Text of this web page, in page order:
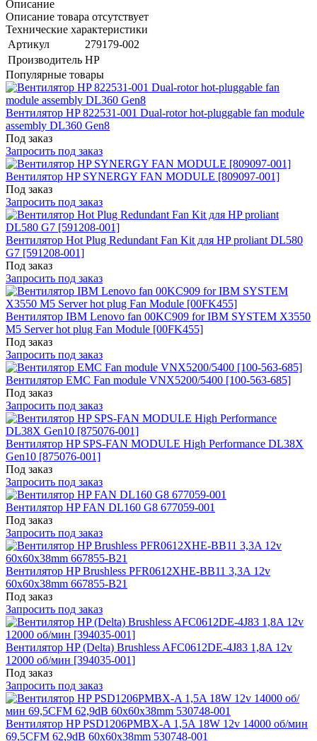
Описание
Описание товара отсутствует
Технические характеристики
Артикул
279179-002
Производитель HP
Популярные товары
Вентилятор HP 822531-001 Dual-rotor hot-pluggable fan module
assembly DL360 Gen8
Под заказ
Запросить под заказ
Вентилятор HP SYNERGY FAN MODULE [809097-001]
Под заказ
Запросить под заказ
Вентилятор Hot Plug Redundant Fan Kit для HP proliant DL580
G7 [591208-001]
Под заказ
Запросить под заказ
Вентилятор IBM Lenovo fan 00KC909 for IBM SYSTEM X3550
M5 Server hot plug Fan Module [00FK455]
Под заказ
Запросить под заказ
Вентилятор EMC Fan module VNX5200/5400 [100-563-685]
Под заказ
Запросить под заказ
Вентилятор HP SPS-FAN MODULE High Performance DL38X
Gen10 [875076-001]
Под заказ
Запросить под заказ
Вентилятор HP FAN DL160 G8 677059-001
Под заказ
Запросить под заказ
Вентилятор HP Brushless PFR0612XHE-BB11 3,3A 12v
60x60x38mm 667855-B21
Под заказ
Запросить под заказ
Вентилятор HP (Delta) Brushless AFC0612DE-4J83 1,8A 12v
12000 об/мин [394035-001]
Под заказ
Запросить под заказ
Вентилятор HP PSD1206PMBX-A 1,5A 18W 12v 14000 об/мин
69,5CFM 62,9dB 60x60x38mm 530748-001